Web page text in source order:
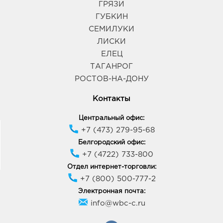
9:00 - 20:00
394068, Воронежская обл, г Воронеж, ул
График работы: 10:00 - 21:00
Воронеж Европа: 286.0 руб.
Ленинский, д. 95б
График работы:
Воронеж ЦТ Новгородская: 286.0 руб.
394088, Воронежская область, г Воронеж, ул
Новгородская, Дом 139а
ГРЯЗИ
ГУБКИН
СЕМИЛУКИ
ЛИСКИ
ЕЛЕЦ
ТАГАНРОГ
РОСТОВ-НА-ДОНУ
Контакты
Центральный офис:
+7 (473) 279-95-68
Белгородский офис:
+7 (4722) 733-800
Отдел интернет-торговли:
+7 (800) 500-777-2
Электронная почта:
info@wbc-c.ru